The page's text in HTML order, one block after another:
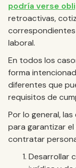
podría verse
retroactivas,
laboral.
En todos los
forma
diferentes que
requisitos de
Por lo general,
para garantizar
contratar
Desarrollar